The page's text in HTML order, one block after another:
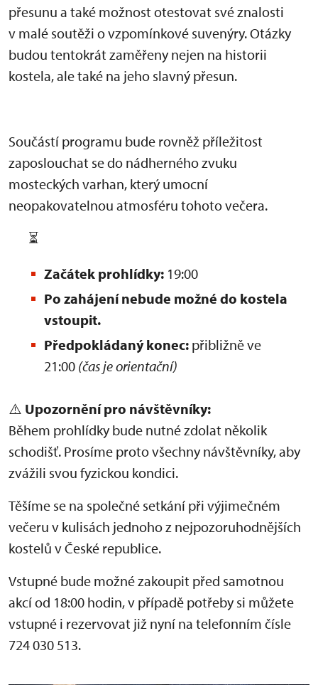
přesunu a také možnost otestovat své znalosti
v malé soutěži o vzpomínkové suvenýry. Otázky
budou tentokrát zaměřeny nejen na historii
kostela, ale také na jeho slavný přesun.
Součástí programu bude rovněž příležitost
zaposlouchat se do nádherného zvuku
mosteckých varhan, který umocní
neopakovatelnou atmosféru tohoto večera.
⏳
Začátek prohlídky: 19:00
Po zahájení nebude možné do kostela
vstoupit.
Předpokládaný konec: přibližně ve
21:00 (čas je orientační)
⚠️ Upozornění pro návštěvníky:
Během prohlídky bude nutné zdolat několik
schodišť. Prosíme proto všechny návštěvníky, aby
zvážili svou fyzickou kondici.
Těšíme se na společné setkání při výjimečném
večeru v kulisách jednoho z nejpozoruhodnějších
kostelů v České republice.
Vstupné bude možné zakoupit před samotnou
akcí od 18:00 hodin, v případě potřeby si můžete
vstupné i rezervovat již nyní na telefonním čísle
724 030 513.